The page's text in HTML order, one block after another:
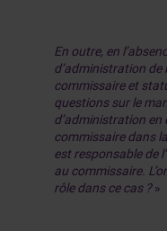
En outre, en
d’administration
commissaire et
questions sur le
d’administration en
commissaire dans
est responsable de
au commissaire.
rôle dans ce cas ?»